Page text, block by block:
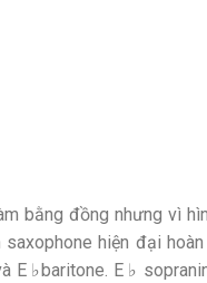
bằng đồng nhưng vì
hiện đại
E ♭baritone. E ♭